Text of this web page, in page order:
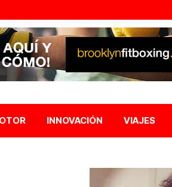
INNOVACIÓN VIAJES